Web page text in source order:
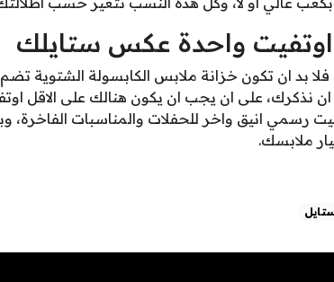
اوتفيت واحدة عكس ستايلك
ان نذكرك، على ان يجب ان يكون هنالك على الاقل
رسمي انيق واخر للحفلات والمناسبات الفاخرة،
ملابسك.